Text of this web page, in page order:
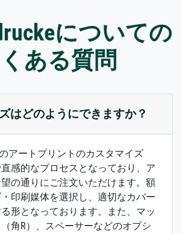
についての
ある質問
はどのようにできますか？
アートプリントのカスタマイズ
感的なプロセスとなっており、ア
の通りにご注文いただけます。額
印刷媒体を選択し、適切なカバー
形となっております。また、マッ
角R）、スペーサーなどのオプシ